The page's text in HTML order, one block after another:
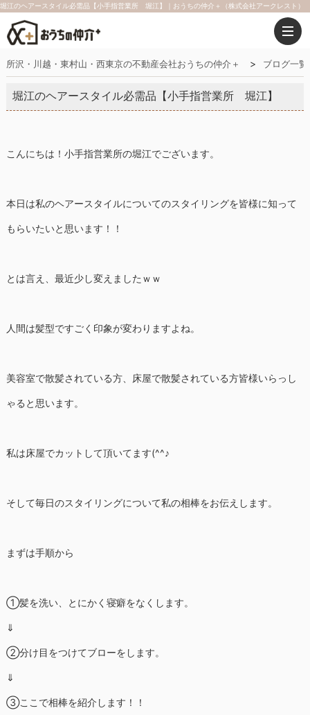
堀江のヘアースタイル必需品【小手指営業所 堀江】｜おうちの仲介＋（株式会社アークレスト）
所沢・川越・東村山・西東京の不動産会社おうちの仲介＋ ブログ一覧
堀江のヘアースタイル必需品【小手指営業所 堀江】
こんにちは！小手指営業所の堀江でございます。
本日は私のヘアースタイルについてのスタイリングを皆様に知って
もらいたいと思います！！
とは言え、最近少し変えましたｗｗ
人間は髪型ですごく印象が変わりますよね。
美容室で散髪されている方、床屋で散髪されている方皆様いらっし
ゃると思います。
私は床屋でカットして頂いてます(^^♪
そして毎日のスタイリングについて私の相棒をお伝えします。
まずは手順から
①髪を洗い、とにかく寝癖をなくします。
⇓
②分け目をつけてブローをします。
⇓
③ここで相棒を紹介します！！